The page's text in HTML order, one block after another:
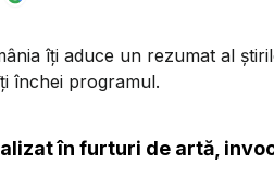
îți aduce un rezumat al
închei programul.
în furturi de artă,